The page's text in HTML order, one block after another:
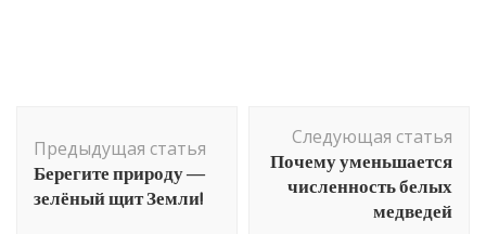
по
записям
Предыдущая статья
Берегите природу —
зелёный щит Земли!
Следующая статья
Почему уменьшается
численность белых
медведей